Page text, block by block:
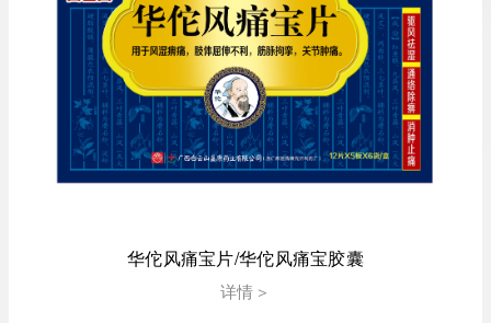
华佗风痛宝片/华佗风痛宝胶囊
详情＞